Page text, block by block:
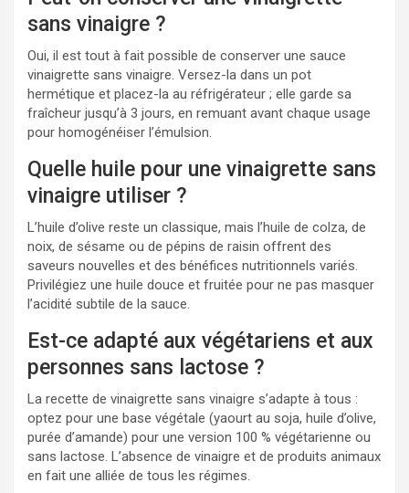
sans vinaigre ?
Oui, il est tout à fait possible de conserver une sauce
vinaigrette sans vinaigre. Versez-la dans un pot
hermétique et placez-la au réfrigérateur ; elle garde sa
fraîcheur jusqu’à 3 jours, en remuant avant chaque usage
pour homogénéiser l’émulsion.
Quelle huile pour une vinaigrette sans
vinaigre utiliser ?
L’huile d’olive reste un classique, mais l’huile de colza, de
noix, de sésame ou de pépins de raisin offrent des
saveurs nouvelles et des bénéfices nutritionnels variés.
Privilégiez une huile douce et fruitée pour ne pas masquer
l’acidité subtile de la sauce.
Est-ce adapté aux végétariens et aux
personnes sans lactose ?
La recette de vinaigrette sans vinaigre s’adapte à tous :
optez pour une base végétale (yaourt au soja, huile d’olive,
purée d’amande) pour une version 100 % végétarienne ou
sans lactose. L’absence de vinaigre et de produits animaux
en fait une alliée de tous les régimes.